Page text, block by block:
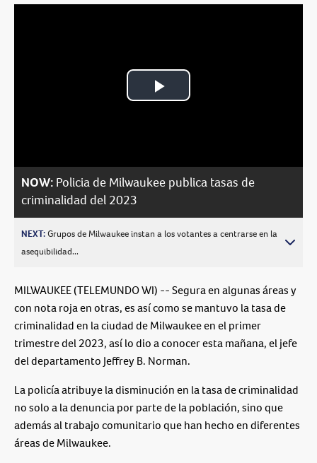
Play
NOW: Policia de Milwaukee publica tasas de
criminalidad del 2023
NEXT:Grupos de Milwaukee instan a los votantes a centrarse en la
asequibilidad...
MILWAUKEE (TELEMUNDO WI) -- Segura en algunas áreas y
con nota roja en otras, es así como se mantuvo la tasa de
criminalidad en la ciudad de Milwaukee en el primer
trimestre del 2023, así lo dio a conocer esta mañana, el jefe
del departamento Jeffrey B. Norman.
La policía atribuye la disminución en la tasa de criminalidad
no solo a la denuncia por parte de la población, sino que
además al trabajo comunitario que han hecho en diferentes
áreas de Milwaukee.